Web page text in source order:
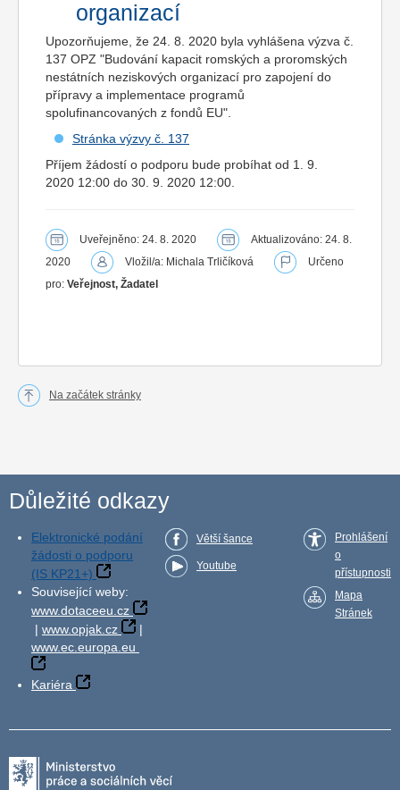
organizací
Upozorňujeme, že 24. 8. 2020 byla vyhlášena výzva č.
137 OPZ "Budování kapacit romských a proromských
nestátních neziskových organizací pro zapojení do
přípravy a implementace programů
spolufinancovaných z fondů EU".
Stránka výzvy č. 137
Příjem žádostí o podporu bude probíhat od 1. 9.
2020 12:00 do 30. 9. 2020 12:00.
Uveřejněno: 24. 8. 2020
Aktualizováno: 24. 8.
2020
Vložil/a: Michala Trličíková
Určeno
pro: Veřejnost, Žadatel
Na začátek stránky
Důležité odkazy
Elektronické podání
žádosti o podporu
(IS KP21+)
Související weby:
www.dotaceeu.cz
| www.opjak.cz
|
www.ec.europa.eu
Kariéra
Větší šance
Youtube
Prohlášení
o
přístupnosti
Mapa
Stránek